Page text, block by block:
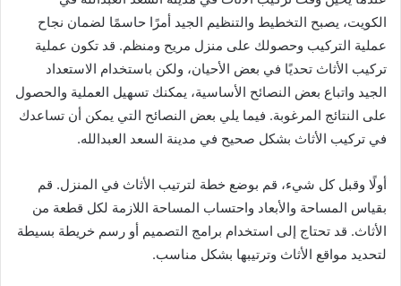
الكويت، يصبح التخطيط والتنظيم الجيد أمرًا حاسمًا لضمان نجاح
عملية التركيب وحصولك على منزل مريح ومنظم. قد تكون عملية
تركيب الأثاث تحديًا في بعض الأحيان، ولكن باستخدام الاستعداد
الجيد واتباع بعض النصائح الأساسية، يمكنك تسهيل العملية والحصول
على النتائج المرغوبة. فيما يلي بعض النصائح التي يمكن أن تساعدك
في تركيب الأثاث بشكل صحيح في مدينة السعد العبدالله.
أولًا وقبل كل شيء، قم بوضع خطة لترتيب الأثاث في المنزل. قم
بقياس المساحة والأبعاد واحتساب المساحة اللازمة لكل قطعة من
الأثاث. قد تحتاج إلى استخدام برامج التصميم أو رسم خريطة بسيطة
لتحديد مواقع الأثاث وترتيبها بشكل مناسب.